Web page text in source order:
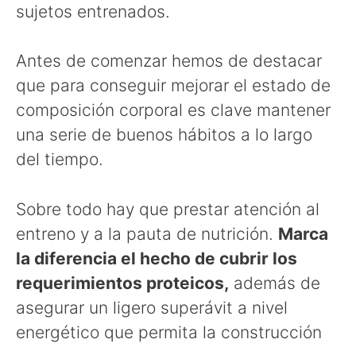
sujetos entrenados.
Antes de comenzar hemos de destacar
que para conseguir mejorar el estado de
composición corporal es clave mantener
una serie de buenos hábitos a lo largo
del tiempo.
Sobre todo hay que prestar atención al
entreno y a la pauta de nutrición. Marca
la diferencia el hecho de cubrir los
requerimientos proteicos, además de
asegurar un ligero superávit a nivel
energético que permita la construcción